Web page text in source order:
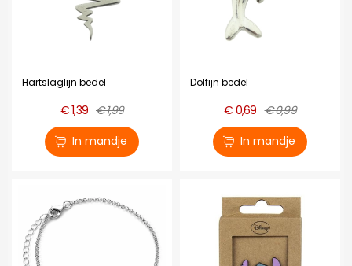
Hartslaglijn bedel
€ 1,39 € 1,99
In mandje
Dolfijn bedel
€ 0,69 € 0,99
In mandje